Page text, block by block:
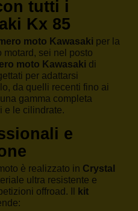
tutti i
Kx 85
moto Kawasaki per la
motard, sei nel posto
moto Kawasaki di
per adattarsi
da quelli recenti fino ai
gamma completa
e le cilindrate.
e
è realizzato in Crystal
ultra resistente e
offroad. Il
kit